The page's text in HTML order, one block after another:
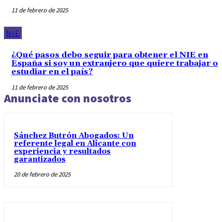
11 de febrero de 2025
NIE
¿Qué pasos debo seguir para obtener el NIE en
España si soy un extranjero que quiere trabajar o
estudiar en el país?
11 de febrero de 2025
Anunciate con nosotros
Sánchez Butrón Abogados: Un
referente legal en Alicante con
experiencia y resultados
garantizados
20 de febrero de 2025